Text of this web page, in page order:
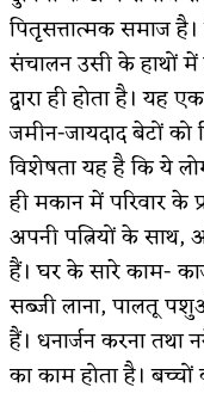
पितृसत्तात्मक समाज
संचालन उसी के हाथों में
द्वारा ही होता है।
जमीन-जायदाद बेटों
विशेषता यह है कि ये
ही मकान में परिवार के
अपनी पत्नियों के
हैं। घर के सारे काम-
सब्जी लाना, पालतू
हैं। धनार्जन करना
का काम होता है।